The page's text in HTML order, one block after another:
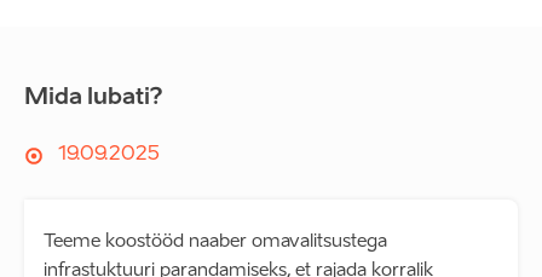
Mida lubati?
19.09.2025
Teeme koostööd naaber omavalitsustega
infrastuktuuri parandamiseks, et rajada korralik